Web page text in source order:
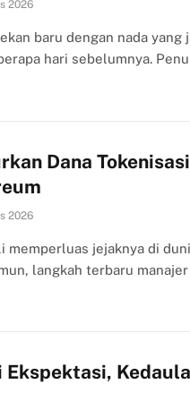
2026
baru dengan nada yang
hari sebelumnya.
Dana
2026
memperluas jejaknya di
langkah terbaru